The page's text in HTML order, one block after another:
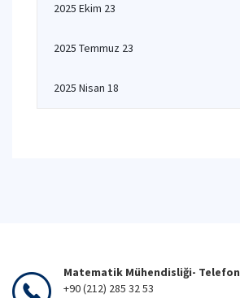
2025 Ekim 23
2025 Temmuz 23
2025 Nisan 18
Matematik Mühendisliği- Telefon
+90 (212) 285 32 53